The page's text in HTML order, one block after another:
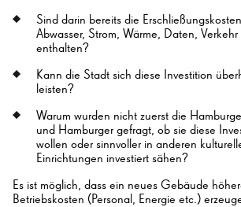
Sind darin bereits die
Abwasser, Strom, Wärme, Daten,
enthalten?
Kann die Stadt sich diese Investition
leisten?
Warum wurden nicht zuerst die
und Hamburger gefragt, ob sie diese
wollen oder sinnvoller in anderen
Einrichtungen investiert sähen?
Es ist möglich, dass ein neues Gebäude
Betriebskosten (Personal, Energie etc.)